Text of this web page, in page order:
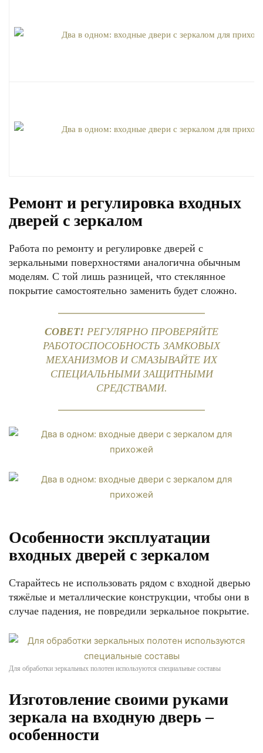
Ремонт и регулировка входных
дверей с зеркалом
Работа по ремонту и регулировке дверей с
зеркальными поверхностями аналогична обычным
моделям. С той лишь разницей, что стеклянное
покрытие самостоятельно заменить будет сложно.
СОВЕТ! РЕГУЛЯРНО ПРОВЕРЯЙТЕ
РАБОТОСПОСОБНОСТЬ ЗАМКОВЫХ
МЕХАНИЗМОВ И СМАЗЫВАЙТЕ ИХ
СПЕЦИАЛЬНЫМИ ЗАЩИТНЫМИ
СРЕДСТВАМИ.
Особенности эксплуатации
входных дверей с зеркалом
Старайтесь не использовать рядом с входной дверью
тяжёлые и металлические конструкции, чтобы они в
случае падения, не повредили зеркальное покрытие.
Для обработки зеркальных полотен используются специальные составы
Изготовление своими руками
зеркала на входную дверь –
особенности